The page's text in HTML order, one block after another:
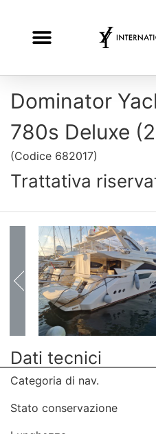
Dominator
780s Deluxe
(Codice 682017)
Trattativa
Dati tecnici
Categoria di nav.
Stato conservazione